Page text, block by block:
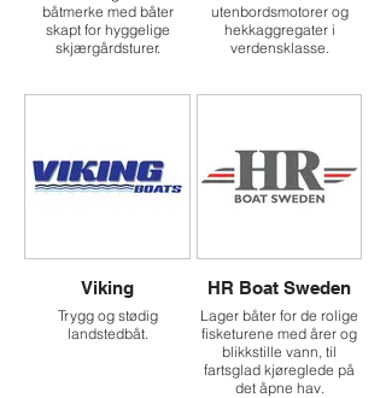
båtmerke med båter
skapt for hyggelige
skjærgårdsturer.
utenbordsmotorer og
hekkaggregater i
verdensklasse.
Viking
Trygg og stødig
landstedbåt.
HR Boat Sweden
Lager båter for de rolige
fisketurene med årer og
blikkstille vann, til
fartsglad kjøreglede på
det åpne hav.